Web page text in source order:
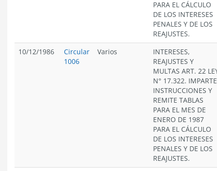
PARA EL CÁLCULO
DE LOS INTERESES
PENALES Y DE LOS
REAJUSTES.
10/12/1986
Circular
1006
Varios
INTERESES,
REAJUSTES Y
MULTAS ART. 22
N° 17.322. IMPARTE
INSTRUCCIONES Y
REMITE TABLAS
PARA EL MES DE
ENERO DE 1987
PARA EL CÁLCULO
DE LOS INTERESES
PENALES Y DE LOS
REAJUSTES.